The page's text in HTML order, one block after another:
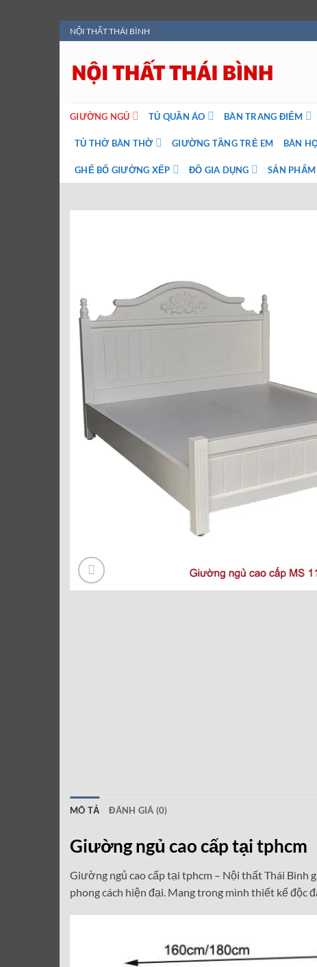
Bỏ
qua
nội
dung
NỘI THẤT THÁI BÌNH
GIƯỜNG NGỦ TỦ QUẦN ÁO BÀN TRANG ĐIỂM
TỦ THỜ BÀN THỜ GIƯỜNG TẦNG TRẺ EM BÀN
GHẾ BỐ GIƯỜNG XẾP ĐỒ GIA DỤNG SẢN
MÔ TẢ ĐÁNH GIÁ (0)
Giường ngủ cao cấp tại tphcm
Giường ngủ cao cấp tại tphcm – Nội thất Thái Bình
phong cách hiện đại. Mang trong mình thiết kế độc